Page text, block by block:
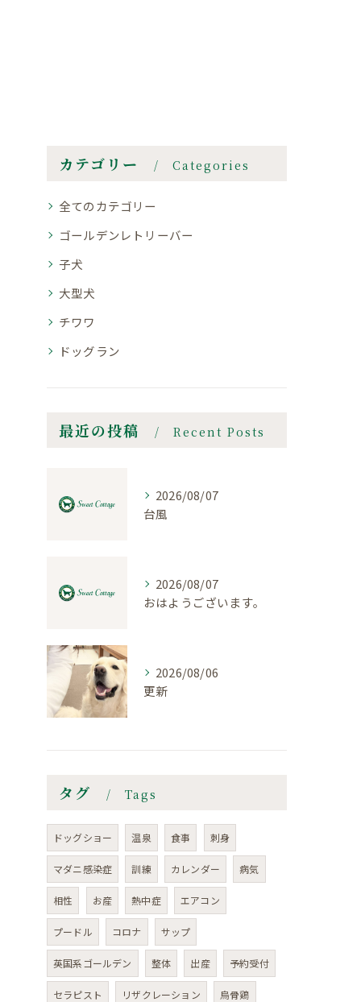
カテゴリー Categories
全てのカテゴリー
ゴールデンレトリーバー
子犬
大型犬
チワワ
ドッグラン
最近の投稿 Recent Posts
2026/08/07
台風
2026/08/07
おはようございます。
2026/08/06
更新
タグ Tags
ドッグショー 温泉 食事 刺身
マダニ感染症 訓練 カレンダー 病気
相性 お産 熱中症 エアコン
プードル コロナ サップ
英国系ゴールデン 整体 出産 予約受付
セラピスト リザクレーション 烏骨鶏